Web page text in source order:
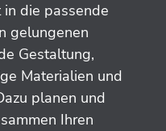
die passende
gelungenen
Gestaltung,
Materialien und
planen und
Ihren